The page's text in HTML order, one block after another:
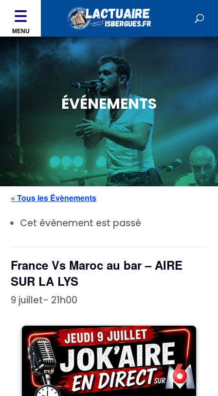
MENU
ÉVÉNEMENTS
« Tous les Évènements
Cet évènement est passé
France Vs Maroc au bar – AIRE
SUR LA LYS
9 juillet- 21h00